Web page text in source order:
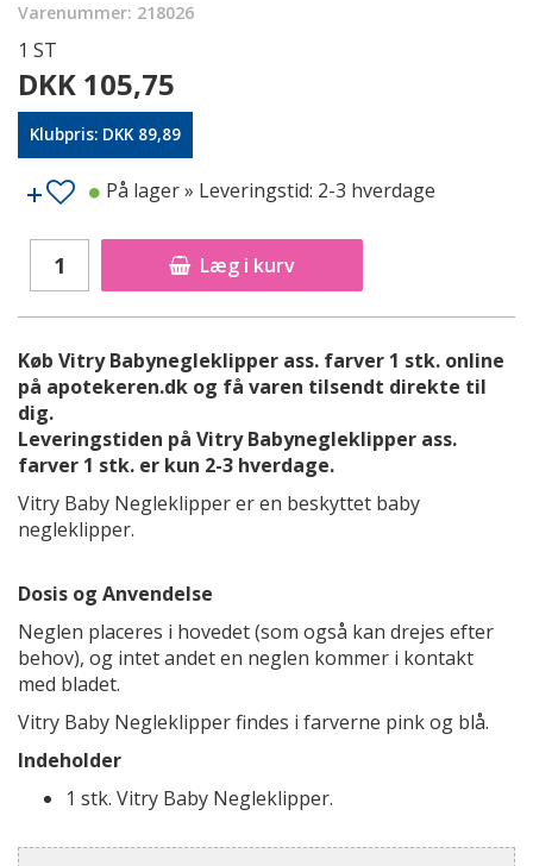
Varenummer: 218026
1 ST
DKK 105,75
Klubpris: DKK 89,89
Læg i kurv
På lager» Leveringstid: 2-3 hverdage
Køb Vitry Babynegleklipper ass. farver 1 stk. online
på apotekeren.dk og få varen tilsendt direkte til
dig.
Leveringstiden på Vitry Babynegleklipper ass.
farver 1 stk. er kun 2-3 hverdage.
Vitry Baby Negleklipper er en beskyttet baby
negleklipper.
Dosis og Anvendelse
Neglen placeres i hovedet (som også kan drejes efter
behov), og intet andet en neglen kommer i kontakt
med bladet.
Vitry Baby Negleklipper findes i farverne pink og blå.
Indeholder
1 stk. Vitry Baby Negleklipper.